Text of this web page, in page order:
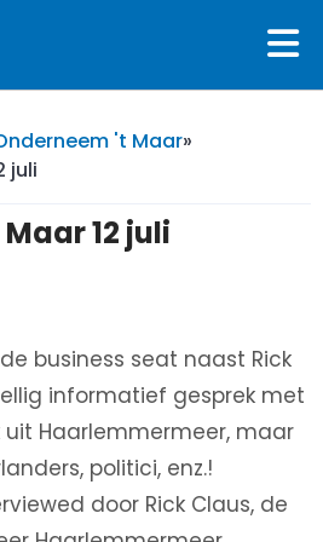
't Maar»
juli
12 juli
business seat naast Rick
informatief gesprek met
uit Haarlemmermeer, maar
politici, enz.!
door Rick Claus, de